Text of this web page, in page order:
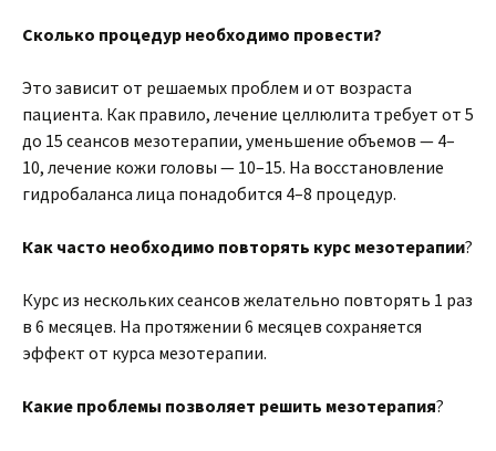
Сколько процедур необходимо провести?
Это зависит от решаемых проблем и от возраста
пациента. Как правило, лечение целлюлита требует от 5
до 15 сеансов мезотерапии, уменьшение объемов — 4–
10, лечение кожи головы — 10–15. На восстановление
гидробаланса лица понадобится 4–8 процедур.
Как часто необходимо повторять курс мезотерапии?
Курс из нескольких сеансов желательно повторять 1 раз
в 6 месяцев. На протяжении 6 месяцев сохраняется
эффект от курса мезотерапии.
Какие проблемы позволяет решить мезотерапия?